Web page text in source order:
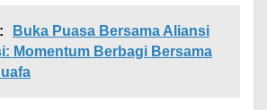
Buka Puasa Bersama Aliansi
Momentum Berbagi Bersama